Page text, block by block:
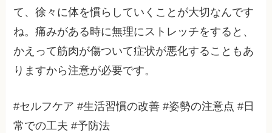
て、徐々に体を慣らしていくことが大切なんです
ね。痛みがある時に無理にストレッチをすると、
かえって筋肉が傷ついて症状が悪化することもあ
りますから注意が必要です。
#セルフケア #生活習慣の改善 #姿勢の注意点 #日
常での工夫 #予防法